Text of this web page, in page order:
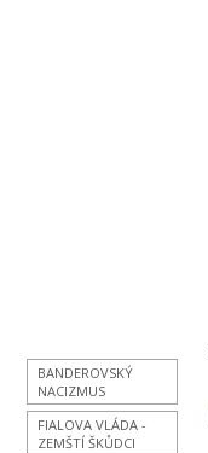
BANDEROVSKÝ
NACIZMUS
FIALOVA VLÁDA -
ZEMŠTÍ ŠKŮDCI